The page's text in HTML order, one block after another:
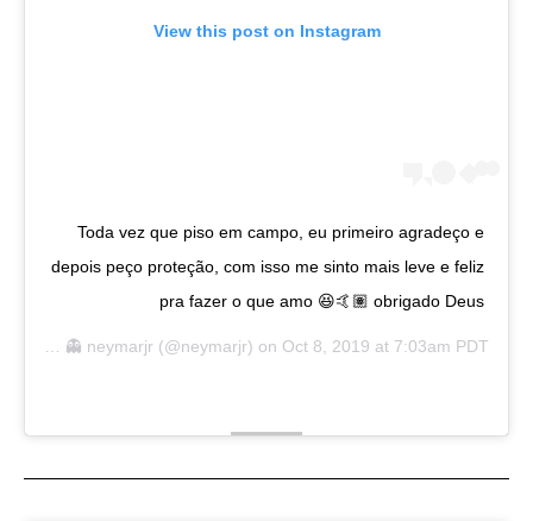
View this post on Instagram
Toda vez que piso em campo, eu primeiro agradeço e
depois peço proteção, com isso me sinto mais leve e feliz
pra fazer o que amo 😆🤙🏽 obrigado Deus
👻 neymarjr (@neymarjr) on Oct 8, 2019 at 7:03am PDT